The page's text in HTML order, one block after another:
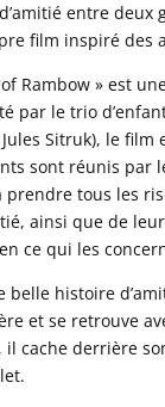
entre
film inspiré des
of Rambow » est
par le trio
Sitruk), le film
sont réunis par
prendre tous les
ainsi que de
ce qui les
belle histoire
et se retrouve
cache derrière